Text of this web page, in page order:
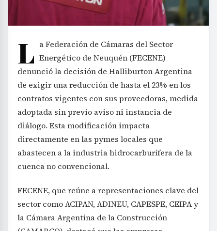
L a Federación de Cámaras del Sector
Energético de Neuquén (FECENE)
denunció la decisión de Halliburton Argentina
de exigir una reducción de hasta el 23% en los
contratos vigentes con sus proveedoras, medida
adoptada sin previo aviso ni instancia de
diálogo. Esta modificación impacta
directamente en las pymes locales que
abastecen a la industria hidrocarburífera de la
cuenca no convencional.
FECENE, que reúne a representaciones clave del
sector como ACIPAN, ADINEU, CAPESPE, CEIPA y
la Cámara Argentina de la Construcción